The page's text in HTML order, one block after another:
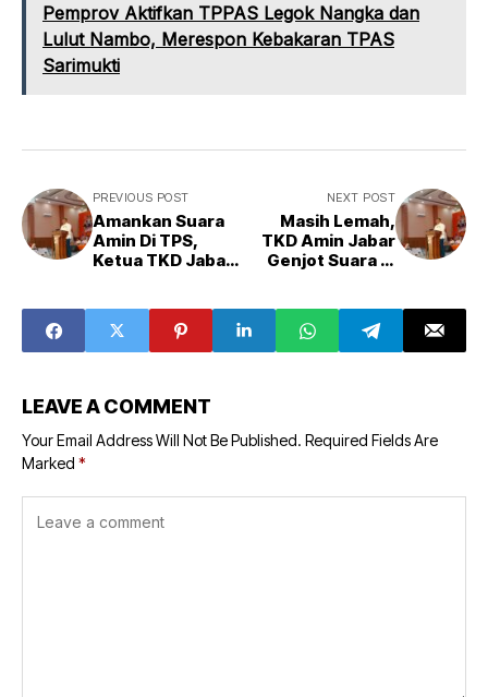
Pemprov Aktifkan TPPAS Legok Nangka dan
Lulut Nambo, Merespon Kebakaran TPAS
Sarimukti
PREVIOUS POST
Amankan Suara
Amin Di TPS,
Ketua TKD Jabar:
Kepada Rakyat
NEXT POST
Masih Lemah,
TKD Amin Jabar
Genjot Suara di
LEAVE A COMMENT
Your Email Address Will Not Be Published. Required Fields Are
Marked *